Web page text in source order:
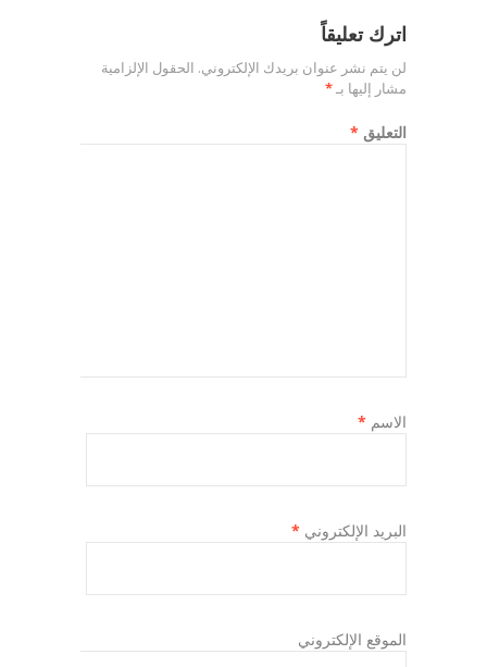
اترك تعليقاً
لن يتم نشر عنوان بريدك الإلكتروني. الحقول الإلزامية
مشار إليها بـ*
التعليق *
الاسم *
البريد الإلكتروني *
الموقع الإلكتروني